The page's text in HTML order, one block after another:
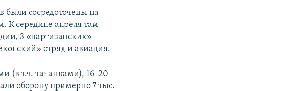
сосредоточены на
К середине апреля там
3 «партизанских»
отряд и авиация.
(в т.ч. тачанками), 16–20
оборону примерно 7 тыс.